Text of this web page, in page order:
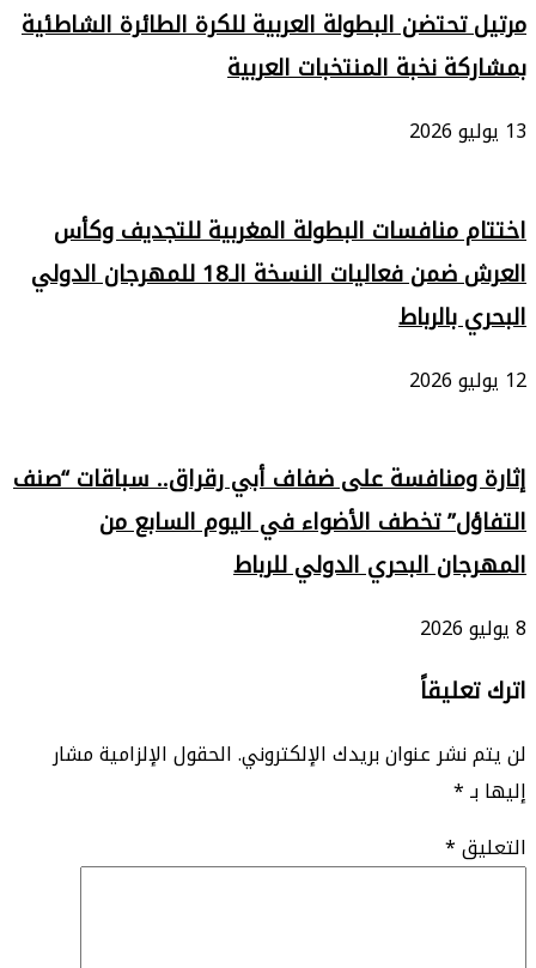
مرتيل تحتضن البطولة العربية للكرة الطائرة الشاطئية
بمشاركة نخبة المنتخبات العربية
13 يوليو 2026
اختتام منافسات البطولة المغربية للتجديف وكأس
العرش ضمن فعاليات النسخة الـ18 للمهرجان الدولي
البحري بالرباط
12 يوليو 2026
إثارة ومنافسة على ضفاف أبي رقراق.. سباقات “صنف
التفاؤل” تخطف الأضواء في اليوم السابع من
المهرجان البحري الدولي للرباط
8 يوليو 2026
اترك تعليقاً
لن يتم نشر عنوان بريدك الإلكتروني.الحقول الإلزامية مشار
إليها بـ*
التعليق*